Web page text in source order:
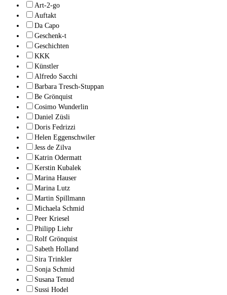
Art-2-go
Auftakt
Da Capo
Geschenk-t
Geschichten
KKK
Künstler
Alfredo Sacchi
Barbara Tresch-Stuppan
Be Grönquist
Cosimo Wunderlin
Daniel Züsli
Doris Fedrizzi
Helen Eggenschwiler
Jess de Zilva
Katrin Odermatt
Kerstin Kubalek
Marina Hauser
Marina Lutz
Martin Spillmann
Michaela Schmid
Peer Kriesel
Philipp Liehr
Rolf Grönquist
Sabeth Holland
Sira Trinkler
Sonja Schmid
Susana Tenud
Sussi Hodel